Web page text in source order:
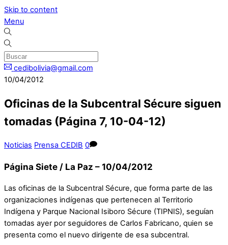
Skip to content
Menu
cedibolivia@gmail.com
10/04/2012
Oficinas de la Subcentral Sécure siguen
tomadas (Página 7, 10-04-12)
Noticias Prensa CEDIB 0
Página Siete / La Paz – 10/04/2012
Las oficinas de la Subcentral Sécure, que forma parte de las
organizaciones indígenas que pertenecen al Territorio
Indígena y Parque Nacional Isiboro Sécure (TIPNIS), seguían
tomadas ayer por seguidores de Carlos Fabricano, quien se
presenta como el nuevo dirigente de esa subcentral.